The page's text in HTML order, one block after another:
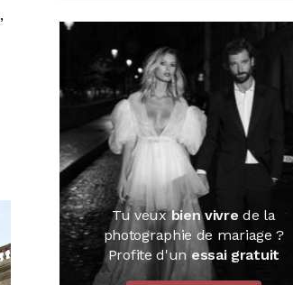
,
Tu veuxbien vivrede la
photographie de mariage ?
Profite d'un essai gratuit